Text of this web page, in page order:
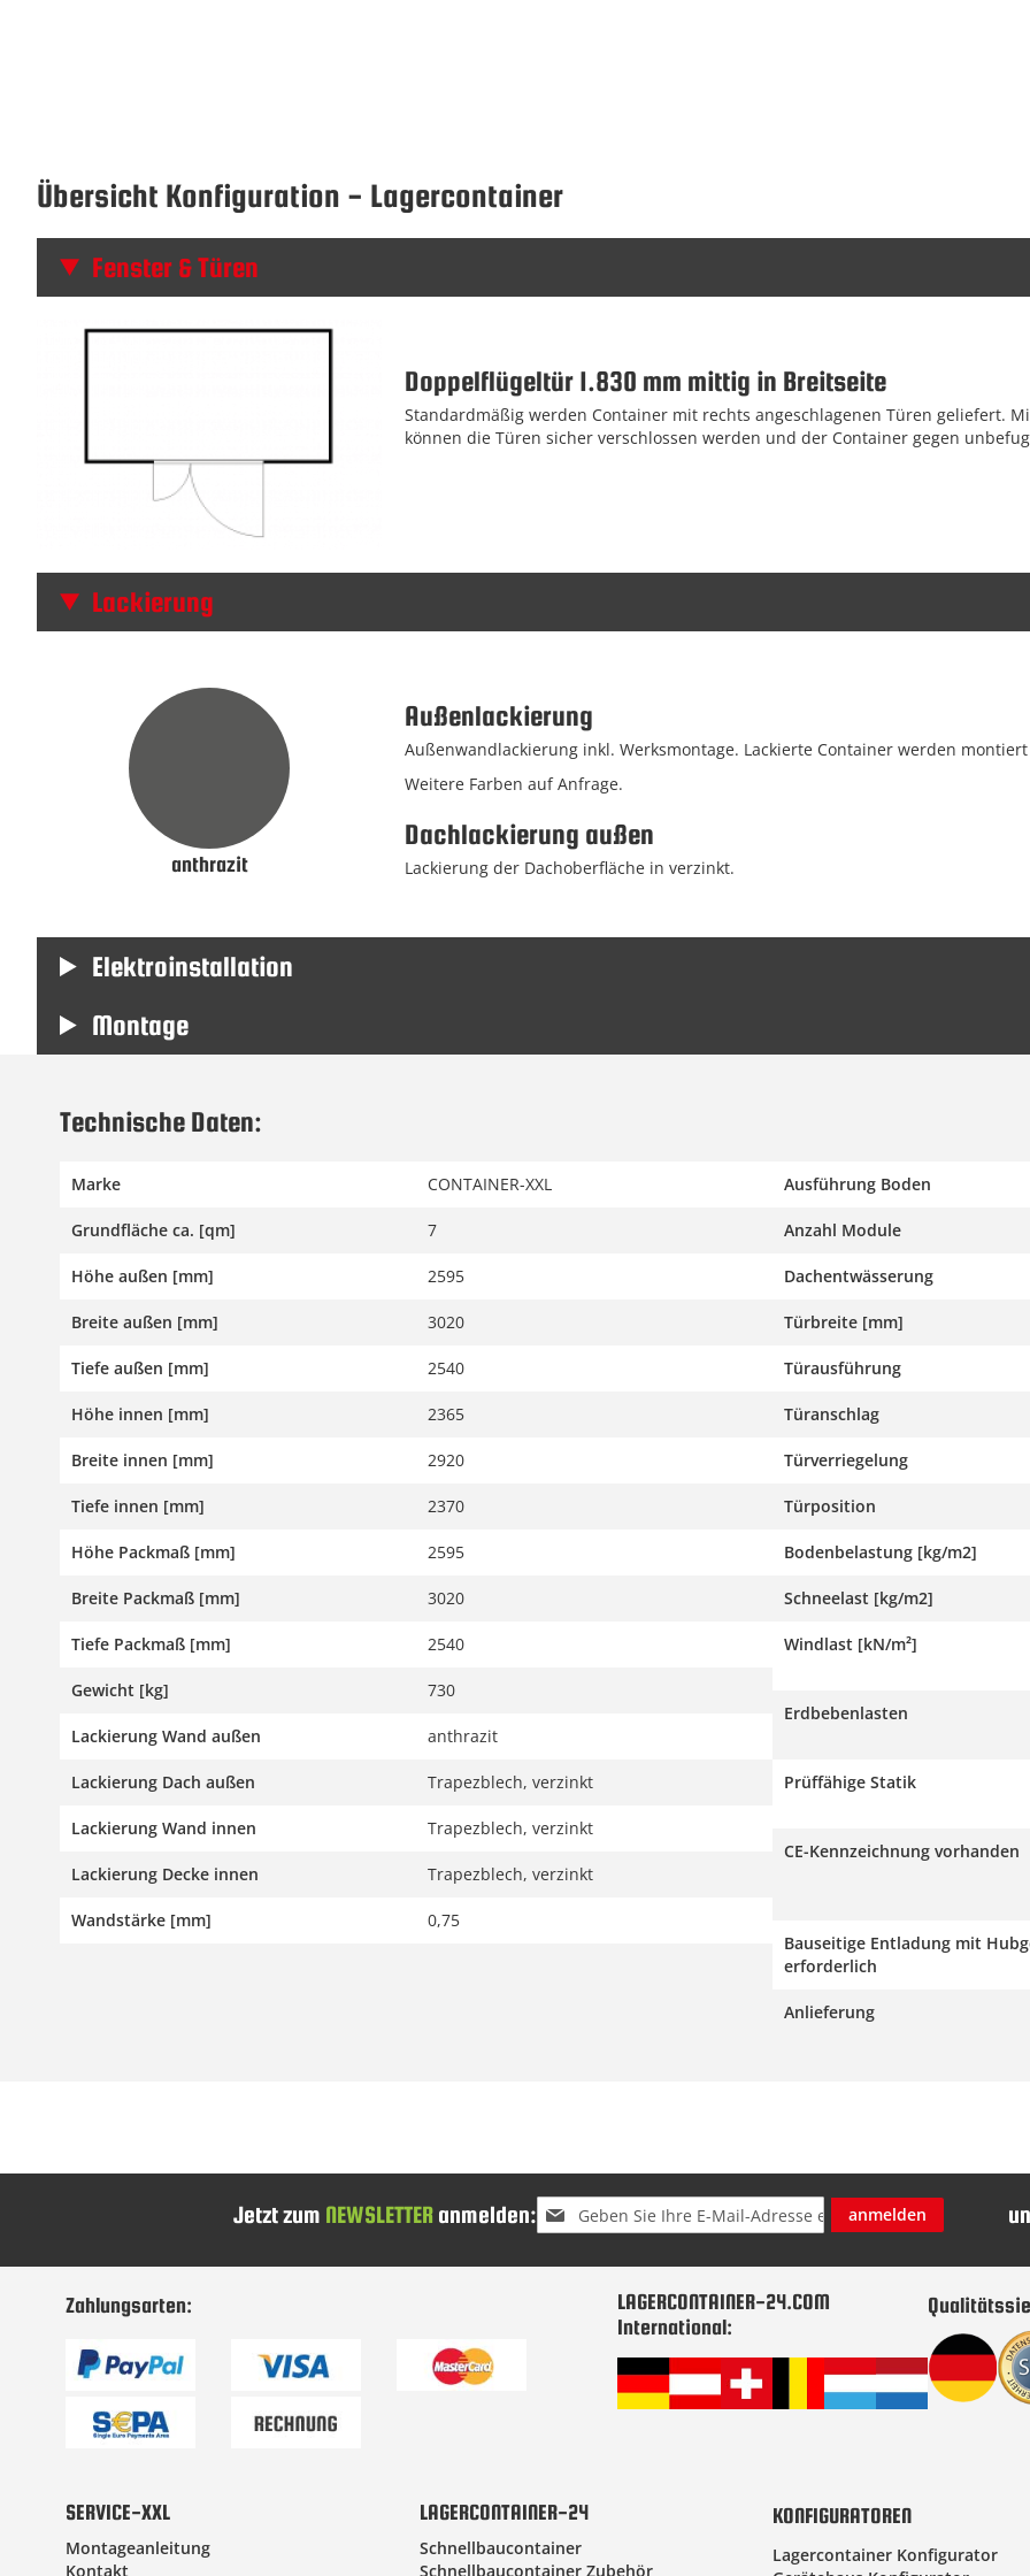
Übersicht Konfiguration - Lagercontainer
Fenster & Türen
Doppelflügeltür 1.830 mm mittig in Breitseite
Standardmäßig werden Container mit rechts angeschlagenen Türen geliefert.
können die Türen sicher verschlossen werden und der Container gegen
Lackierung
anthrazit
Außenlackierung
Außenwandlackierung inkl. Werksmontage. Lackierte Container werden
Weitere Farben auf Anfrage.
Dachlackierung außen
Lackierung der Dachoberfläche in verzinkt.
Elektroinstallation
Montage
Technische Daten:
Marke CONTAINER-XXL
Grundfläche ca. [qm] 7
Höhe außen [mm] 2595
Breite außen [mm] 3020
Tiefe außen [mm] 2540
Höhe innen [mm] 2365
Breite innen [mm] 2920
Tiefe innen [mm] 2370
Höhe Packmaß [mm] 2595
Breite Packmaß [mm] 3020
Tiefe Packmaß [mm] 2540
Gewicht [kg] 730
Lackierung Wand außen anthrazit
Lackierung Dach außen Trapezblech, verzinkt
Lackierung Wand innen Trapezblech, verzinkt
Lackierung Decke innen Trapezblech, verzinkt
Wandstärke [mm] 0,75
Ausführung Boden
Anzahl Module
Dachentwässerung
Türbreite [mm]
Türausführung
Türanschlag
Türverriegelung
Türposition
Bodenbelastung [kg/m2]
Schneelast [kg/m2]
Windlast [kN/m²]
Erdbebenlasten
Prüffähige Statik
CE-Kennzeichnung vorhanden
Bauseitige Entladung mit
erforderlich
Anlieferung
Jetzt zum NEWSLETTER anmelden: Melden
Sie
Newsletter
anmelden
Zahlungsarten:
LAGERCONTAINER-24.COM
International:
SERVICE-XXL
Montageanleitung
Kontakt
LAGERCONTAINER-24
Schnellbaucontainer
Schnellbaucontainer Zubehör
KONFIGURATOREN
Lagercontainer Konfigurator